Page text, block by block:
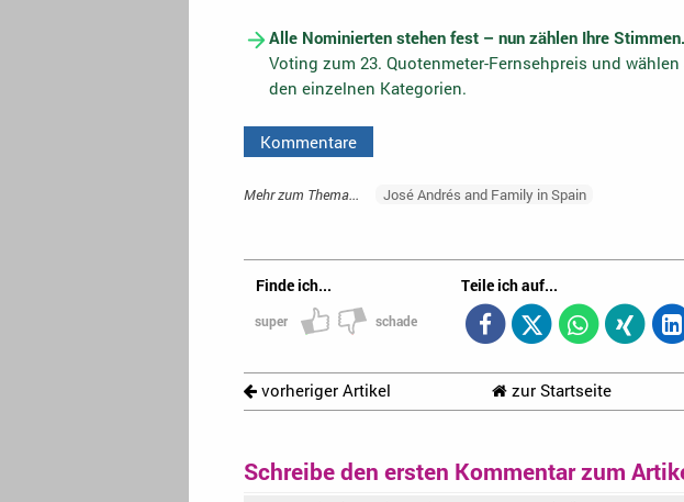
Alle Nominierten stehen fest – nun zählen Ihre Stimmen.
Voting zum 23. Quotenmeter-Fernsehpreis und
den einzelnen Kategorien.
Kommentare
Mehr zum Thema... José Andrés and Family in Spain
Finde ich...
super schade
Teile ich auf...
vorheriger Artikel zur Startseite
Schreibe den ersten Kommentar zum